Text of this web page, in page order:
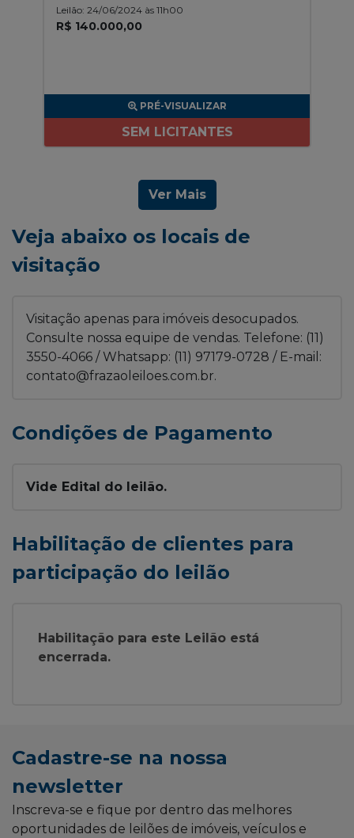
Leilão: 24/06/2024 às 11h00
R$ 140.000,00
PRÉ-VISUALIZAR
SEM LICITANTES
Ver Mais
Veja abaixo os locais de
visitação
Visitação apenas para imóveis desocupados.
Consulte nossa equipe de vendas. Telefone: (11)
3550-4066 / Whatsapp: (11) 97179-0728 / E-mail:
contato@frazaoleiloes.com.br.
Condições de Pagamento
Vide Edital do leilão.
Habilitação de clientes para
participação do leilão
Habilitação para este Leilão está
encerrada.
Cadastre-se na nossa
newsletter
Inscreva-se e fique por dentro das melhores
oportunidades de leilões de imóveis, veículos e